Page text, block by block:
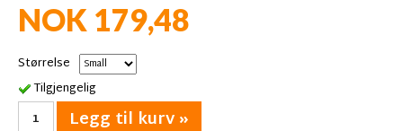
NOK 179,48
Størrelse
Tilgjengelig
Legg til kurv »